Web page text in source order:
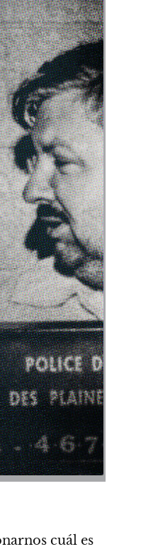
cuál es